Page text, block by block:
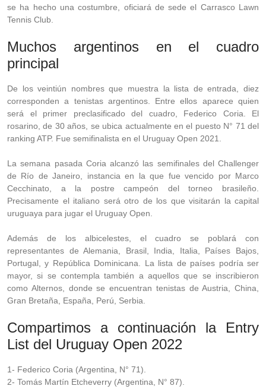
se ha hecho una costumbre, oficiará de sede el Carrasco Lawn
Tennis Club.
Muchos argentinos en el cuadro
principal
De los veintiún nombres que muestra la lista de entrada, diez
corresponden a tenistas argentinos. Entre ellos aparece quien
será el primer preclasificado del cuadro, Federico Coria. El
rosarino, de 30 años, se ubica actualmente en el puesto N° 71 del
ranking ATP. Fue semifinalista en el Uruguay Open 2021.
La semana pasada Coria alcanzó las semifinales del Challenger
de Río de Janeiro, instancia en la que fue vencido por Marco
Cecchinato, a la postre campeón del torneo brasileño.
Precisamente el italiano será otro de los que visitarán la capital
uruguaya para jugar el Uruguay Open.
Además de los albicelestes, el cuadro se poblará con
representantes de Alemania, Brasil, India, Italia, Países Bajos,
Portugal, y República Dominicana. La lista de países podría ser
mayor, si se contempla también a aquellos que se inscribieron
como Alternos, donde se encuentran tenistas de Austria, China,
Gran Bretaña, España, Perú, Serbia.
Compartimos a continuación la Entry
List del Uruguay Open 2022
1- Federico Coria (Argentina, N° 71).
2- Tomás Martín Etcheverry (Argentina, N° 87).